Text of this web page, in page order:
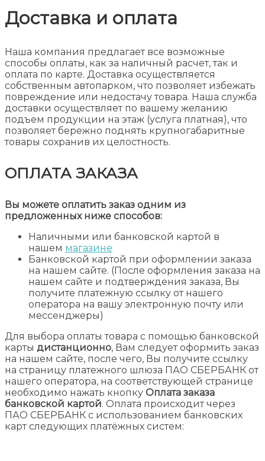
Доставка и оплата
Наша компания предлагает все возможные
способы оплаты, как за наличный расчет, так и
оплата по карте. Доставка осуществляется
собственным автопарком, что позволяет избежать
повреждение или недостачу товара. Наша служба
доставки осуществляет по вашему желанию
подъем продукции на этаж (услуга платная), что
позволяет бережно поднять крупногабаритные
товары сохранив их целостность.
ОПЛАТА ЗАКАЗА
Вы можете оплатить заказ одним из
предложенных ниже способов:
Наличными или банковской картой в
нашем магазине
Банковской картой при оформлении заказа
на нашем сайте. (После оформления заказа на
нашем сайте и подтверждения заказа, Вы
получите платежную ссылку от нашего
оператора на вашу электронную почту или
мессенджеры)
Для выбора оплаты товара с помощью банковской
карты дистанционно, Вам следует оформить заказ
на нашем сайте, после чего, Вы получите ссылку
на страницу платежного шлюза ПАО СБЕРБАНК от
нашего оператора, на соответствующей странице
необходимо нажать кнопку Оплата заказа
банковской картой. Оплата происходит через
ПАО СБЕРБАНК с использованием банковских
карт следующих платёжных систем: